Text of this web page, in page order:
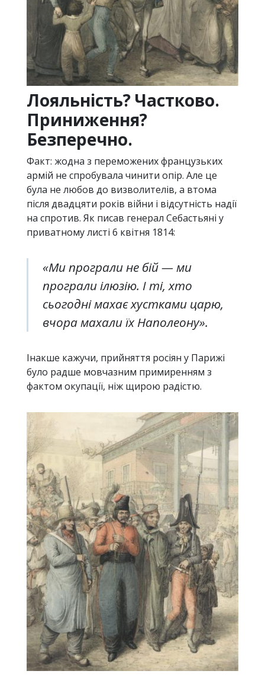
Лояльність? Частково.
Приниження?
Безперечно.
Факт: жодна з переможених французьких
армій не спробувала чинити опір. Але це
була не любов до визволителів, а втома
після двадцяти років війни і відсутність надії
на спротив. Як писав генерал Себастьяні у
приватному листі 6 квітня 1814:
«Ми програли не бій — ми
програли ілюзію. І ті, хто
сьогодні махає хустками царю,
вчора махали їх Наполеону».
Інакше кажучи, прийняття росіян у Парижі
було радше мовчазним примиренням з
фактом окупації, ніж щирою радістю.